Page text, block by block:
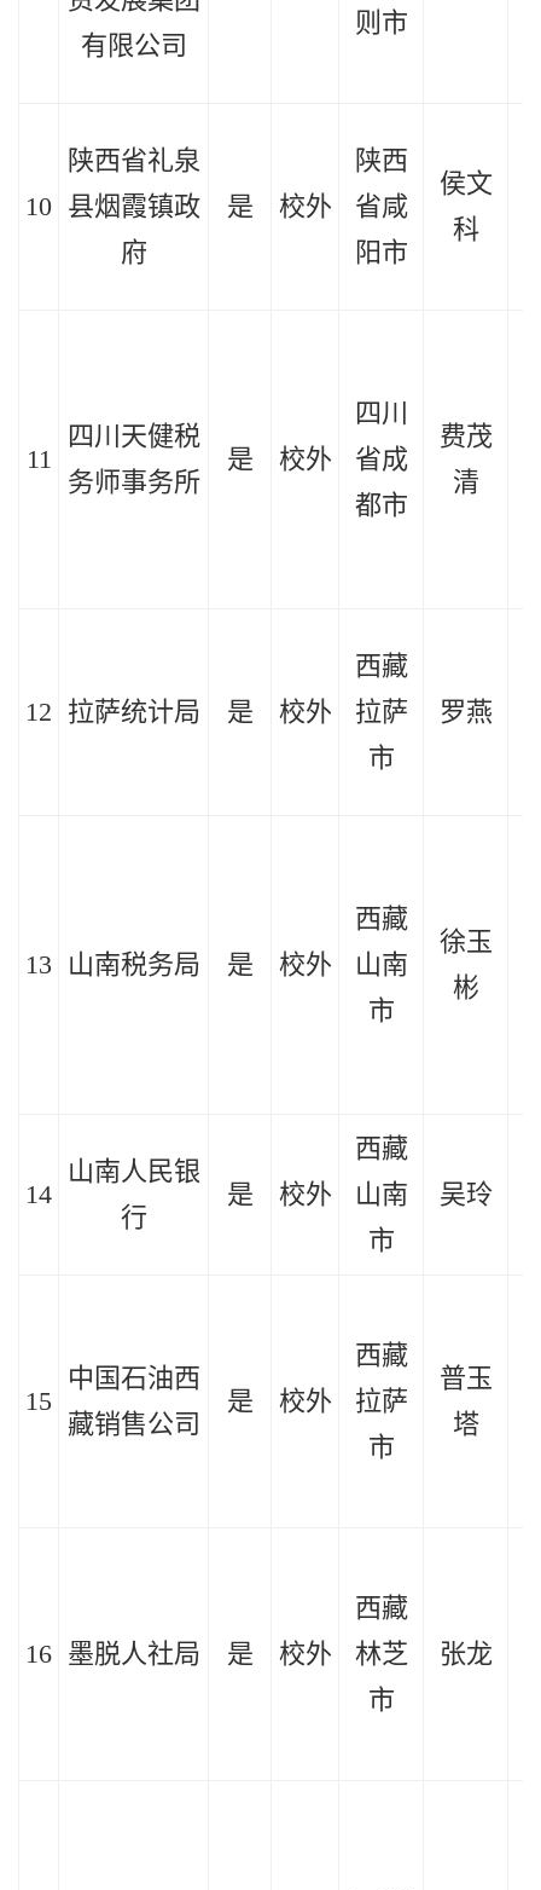
有限公司
则市
10
陕西省礼泉
县烟霞镇政
府
是 校外
陕西
省咸
阳市
侯文
科
11
四川天健税
务师事务所
是 校外
四川
省成
都市
费茂
清
12 拉萨统计局 是 校外
西藏
拉萨
市
罗燕
13 山南税务局 是 校外
西藏
山南
市
徐玉
彬
14
山南人民银
行
是 校外
西藏
山南
市
吴玲
15
中国石油西
藏销售公司
是 校外
西藏
拉萨
市
普玉
塔
16 墨脱人社局 是 校外
西藏
林芝
市
张龙